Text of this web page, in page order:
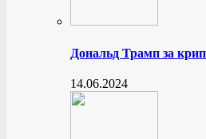
Дональд Трамп за
14.06.2024